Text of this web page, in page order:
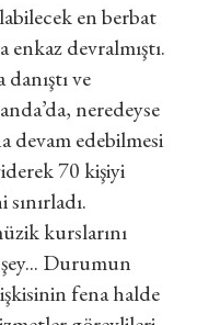
en berbat
devralmıştı.
ve
neredeyse
devam edebilmesi
70 kişiyi
kurslarını
Durumun
fena halde